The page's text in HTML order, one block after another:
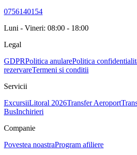
0756140154
Luni - Vineri: 08:00 - 18:00
Legal
GDPRPolitica anularePolitica
rezervareTermeni si conditii
Servicii
ExcursiiLitoral 2026Transfer Aeroport
BusInchirieri
Companie
Povestea noastraProgram afiliere